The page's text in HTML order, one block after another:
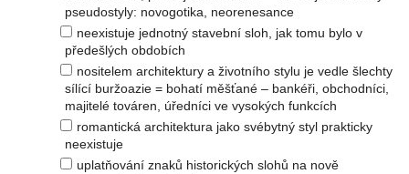
pseudostyly: novogotika, neorenesance
neexistuje jednotný stavební sloh, jak tomu bylo v
předešlých obdobích
nositelem architektury a životního stylu je vedle šlechty
sílící buržoazie = bohatí měšťané – bankéři, obchodníci,
majitelé továren, úředníci ve vysokých funkcích
romantická architektura jako svébytný styl prakticky
neexistuje
uplatňování znaků historických slohů na nově